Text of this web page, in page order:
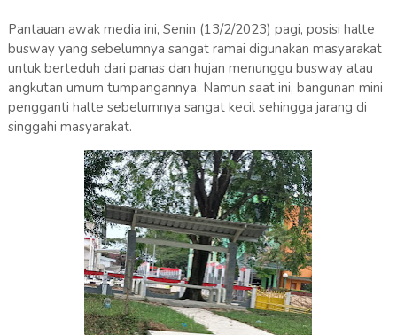
Pantauan awak media ini, Senin (13/2/2023) pagi, posisi halte
busway yang sebelumnya sangat ramai digunakan masyarakat
untuk berteduh dari panas dan hujan menunggu busway atau
angkutan umum tumpangannya. Namun saat ini, bangunan mini
pengganti halte sebelumnya sangat kecil sehingga jarang di
singgahi masyarakat.